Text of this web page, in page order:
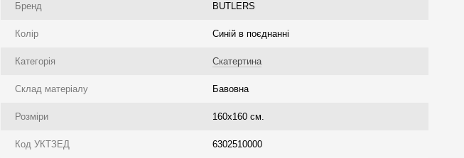
Бренд BUTLERS
Колір Синій в поєднанні
Категорія Скатертина
Склад матеріалу Бавовна
Розміри 160х160 см.
Код УКТЗЕД 6302510000